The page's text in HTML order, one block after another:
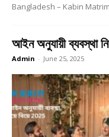
Bangladesh – Kabin
আইন অনুযায়ী ব্যবস্থা
Admin - June 25, 2025